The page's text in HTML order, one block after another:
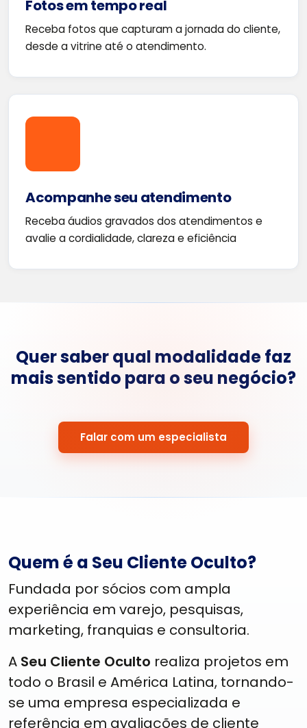
Fotos em tempo real
Receba fotos que capturam a jornada do cliente,
desde a vitrine até o atendimento.
Acompanhe seu atendimento
Receba áudios gravados dos atendimentos e
avalie a cordialidade, clareza e eficiência
Quer saber qual modalidade faz
mais sentido para o seu negócio?
Falar com um especialista
Quem é a Seu Cliente Oculto?
Fundada por sócios com ampla
experiência em varejo, pesquisas,
marketing, franquias e consultoria.
A Seu Cliente Oculto realiza projetos em
todo o Brasil e América Latina, tornando-
se uma empresa especializada e
referência em avaliações de cliente